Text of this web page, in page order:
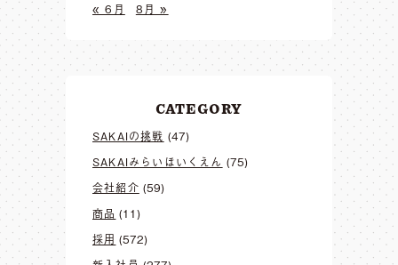
« 6月
8月 »
CATEGORY
SAKAIの挑戦 (47)
SAKAIみらいほいくえん (75)
会社紹介 (59)
商品 (11)
採用 (572)